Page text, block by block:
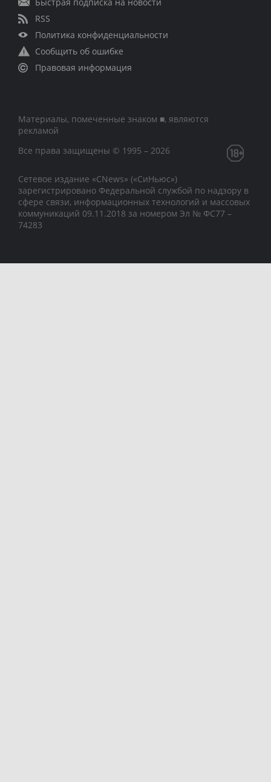
RSS
Политика конфиденциальности
Сообщить об ошибке
Правовая информация
Материалы, помеченные знаком ■, являются
рекламой
Все права защищены © 1995 – 2026
Сетевое издание «CNews» («СиНьюс»)
зарегистрировано Федеральной службой по надзору в
сфере связи, информационных технологий и массовых
коммуникаций 09.11.2018 за номером Эл № ФС77 –
74283